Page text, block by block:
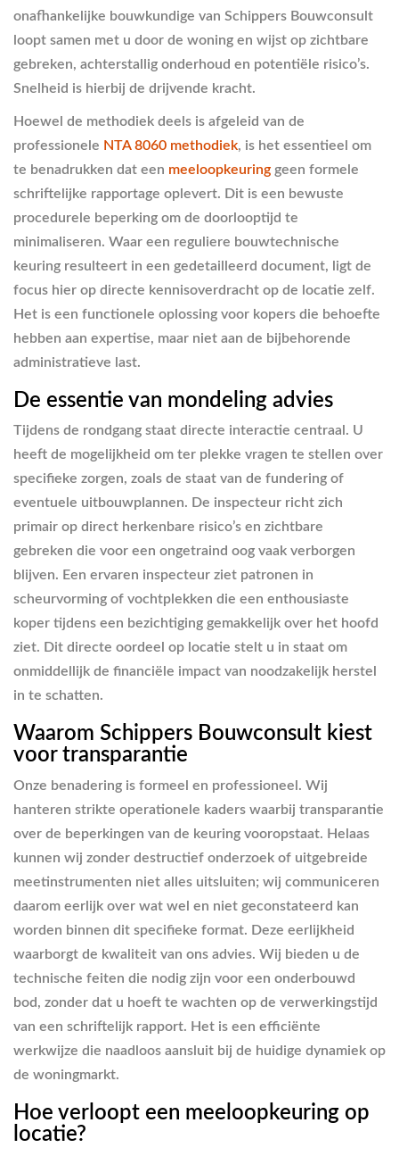
onafhankelijke bouwkundige van Schippers Bouwconsult
loopt samen met u door de woning en wijst op zichtbare
gebreken, achterstallig onderhoud en potentiële risico’s.
Snelheid is hierbij de drijvende kracht.
Hoewel de methodiek deels is afgeleid van de
professionele NTA 8060 methodiek, is het essentieel om
te benadrukken dat een meeloopkeuring geen formele
schriftelijke rapportage oplevert. Dit is een bewuste
procedurele beperking om de doorlooptijd te
minimaliseren. Waar een reguliere bouwtechnische
keuring resulteert in een gedetailleerd document, ligt de
focus hier op directe kennisoverdracht op de locatie zelf.
Het is een functionele oplossing voor kopers die behoefte
hebben aan expertise, maar niet aan de bijbehorende
administratieve last.
De essentie van mondeling advies
Tijdens de rondgang staat directe interactie centraal. U
heeft de mogelijkheid om ter plekke vragen te stellen over
specifieke zorgen, zoals de staat van de fundering of
eventuele uitbouwplannen. De inspecteur richt zich
primair op direct herkenbare risico’s en zichtbare
gebreken die voor een ongetraind oog vaak verborgen
blijven. Een ervaren inspecteur ziet patronen in
scheurvorming of vochtplekken die een enthousiaste
koper tijdens een bezichtiging gemakkelijk over het hoofd
ziet. Dit directe oordeel op locatie stelt u in staat om
onmiddellijk de financiële impact van noodzakelijk herstel
in te schatten.
Waarom Schippers Bouwconsult kiest
voor transparantie
Onze benadering is formeel en professioneel. Wij
hanteren strikte operationele kaders waarbij transparantie
over de beperkingen van de keuring vooropstaat. Helaas
kunnen wij zonder destructief onderzoek of uitgebreide
meetinstrumenten niet alles uitsluiten; wij communiceren
daarom eerlijk over wat wel en niet geconstateerd kan
worden binnen dit specifieke format. Deze eerlijkheid
waarborgt de kwaliteit van ons advies. Wij bieden u de
technische feiten die nodig zijn voor een onderbouwd
bod, zonder dat u hoeft te wachten op de verwerkingstijd
van een schriftelijk rapport. Het is een efficiënte
werkwijze die naadloos aansluit bij de huidige dynamiek op
de woningmarkt.
Hoe verloopt een meeloopkeuring op
locatie?